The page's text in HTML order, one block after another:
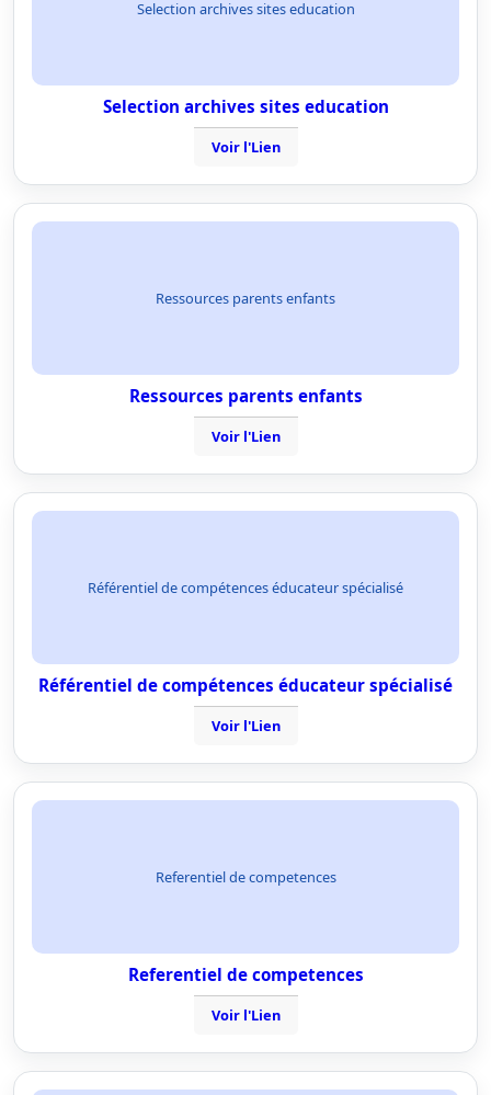
Selection archives sites education
Selection archives sites education
Voir l'Lien
Ressources parents enfants
Ressources parents enfants
Voir l'Lien
Référentiel de compétences éducateur spécialisé
Référentiel de compétences éducateur spécialisé
Voir l'Lien
Referentiel de competences
Referentiel de competences
Voir l'Lien